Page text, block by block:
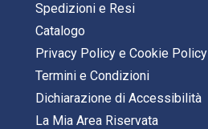
Spedizioni e Resi
Catalogo
Privacy Policy e Cookie Policy
Termini e Condizioni
Dichiarazione di Accessibilità
La Mia Area Riservata